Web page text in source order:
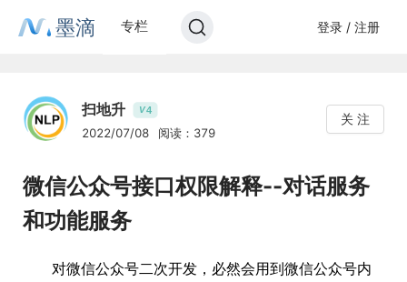
墨滴 专栏 登录 / 注册
扫地升 V4
2022/07/08 阅读：379
关 注
微信公众号接口权限解释--对话服务
和功能服务
对微信公众号二次开发，必然会用到微信公众号内